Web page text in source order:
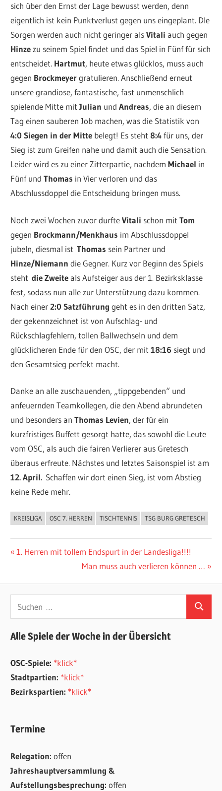
sich über den Ernst der Lage bewusst werden, denn
eigentlich ist kein Punktverlust gegen uns eingeplant. DIe
Sorgen werden auch nicht geringer alsVitali auch gegen
Hinze zu seinem Spiel findet und das Spiel in Fünf für sich
entscheidet. Hartmut, heute etwas glücklos, muss auch
gegen Brockmeyergratulieren. Anschließend erneut
unsere grandiose, fantastische, fast unmenschlich
spielende Mitte mitJulian undAndreas, die an diesem
Tag einen sauberen Job machen, was die Statistik von
4:0 Siegen in der Mitte belegt! Es steht 8:4für uns, der
Sieg ist zum Greifen nahe und damit auch die Sensation.
Leider wird es zu einer Zitterpartie, nachdemMichael in
Fünf undThomas in Vier verloren und das
Abschlussdoppel die Entscheidung bringen muss.
Noch zwei Wochen zuvor durfteVitali schon mitTom
gegen Brockmann/Menkhaus im Abschlussdoppel
jubeln, diesmal istThomas sein Partner und
Hinze/Niemann die Gegner. Kurz vor Beginn des Spiels
stehtdie Zweiteals Aufsteiger aus der 1. Bezirksklasse
fest, sodass nun alle zur Unterstützung dazu kommen.
Nach einer2:0 Satzführung geht es in den dritten Satz,
der gekennzeichnet ist von Aufschlag- und
Rückschlagfehlern, tollen Ballwechseln und dem
glücklicheren Ende für den OSC, der mit18:16 siegt und
den Gesamtsieg perfekt macht.
Danke an alle zuschauenden, „tippgebenden“ und
anfeuernden Teamkollegen, die den Abend abrundeten
und besonders anThomas Levien, der für ein
kurzfristiges Buffett gesorgt hatte, das sowohl die Leute
vom OSC, als auch die fairen Verlierer aus Gretesch
überaus erfreute. Nächstes und letztes Saisonspiel ist am
12. April. Schaffen wir dort einen Sieg, ist vom Abstieg
keine Rede mehr.
ALLGEMEIN
KREISLIGA OSC 7. HERREN TISCHTENNIS TSG BURG GRETESCH
Beitragsnavigation
Vorheriger
1. Herren mit tollem Endspurt in der Landesliga!!!!
Nächster
Man muss auch verlieren können …
Suchen
Alle Spiele der Woche in der Übersicht
OSC-Spiele: *klick*
Stadtpartien: *klick*
Bezirkspartien: *klick*
Termine
Relegation:offen
Jahreshauptversammlung &
Aufstellungsbesprechung:offen